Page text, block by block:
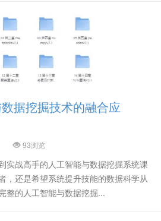
据挖掘技术的融合应
93浏览
实战高手的人工智能与数据挖掘系统课
，还是希望系统提升技能的数据科学从
整的人工智能与数据挖掘...